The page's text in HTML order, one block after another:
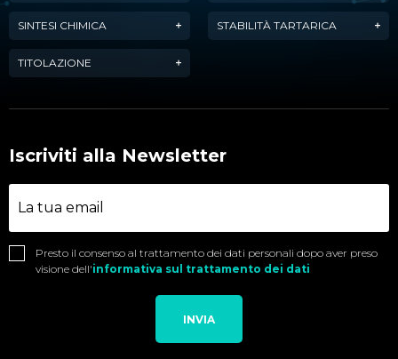
SINTESI CHIMICA STABILITÀ TARTARICA
TITOLAZIONE
Iscriviti alla Newsletter
Presto il consenso al trattamento dei dati personali dopo aver preso
visione dell'informativa sul trattamento dei dati
INVIA